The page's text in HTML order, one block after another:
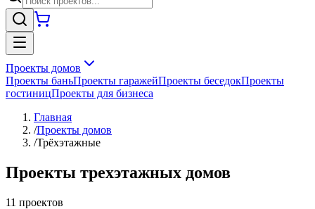
Проекты домов
Проекты баньПроекты гаражейПроекты беседокПроекты
гостиницПроекты для бизнеса
Главная
/Проекты домов
/Трёхэтажные
Проекты трехэтажных домов
11 проектов